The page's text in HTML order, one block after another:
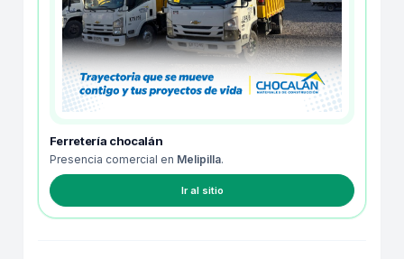
Ferretería chocalán
Presencia comercial en Melipilla.
Ir al sitio